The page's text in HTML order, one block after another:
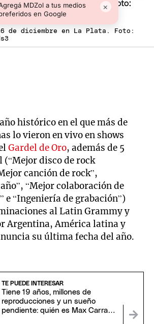
MDZol a tus medios
en Google
×
de diciembre en La Plata. Foto:
histórico en el que más de
lo vieron en vivo en shows
Gardel de Oro, además de 5
(“Mejor disco de rock
canción de rock”,
“Mejor colaboración de
e “Ingeniería de grabación”)
al Latin Grammy y
Argentina, América latina y
su última fecha del año.
TE PUEDE INTERESAR
Tiene 19 años, millones de
reproducciones y un sueño
pendiente: quién es Max Carra,